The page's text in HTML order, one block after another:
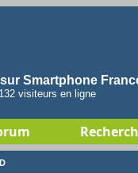
Smartphone
visiteurs en ligne